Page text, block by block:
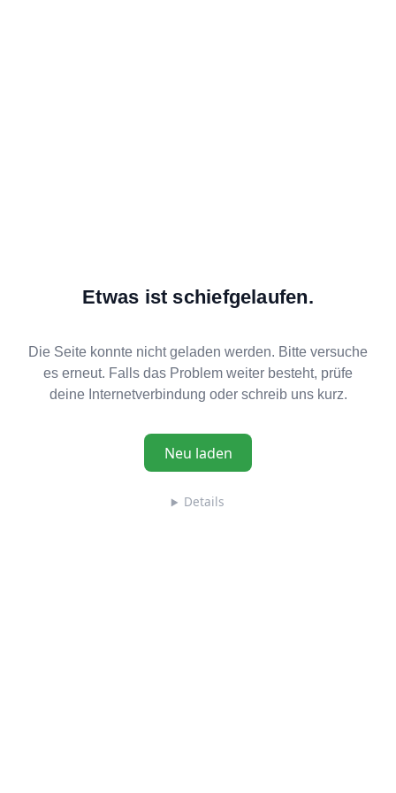
Etwas ist schiefgelaufen.
Die Seite konnte nicht geladen werden. Bitte versuche
es erneut. Falls das Problem weiter besteht, prüfe
deine Internetverbindung oder schreib uns kurz.
Neu laden
Details